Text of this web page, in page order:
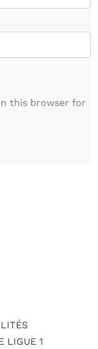
this browser for
LIGUE 1